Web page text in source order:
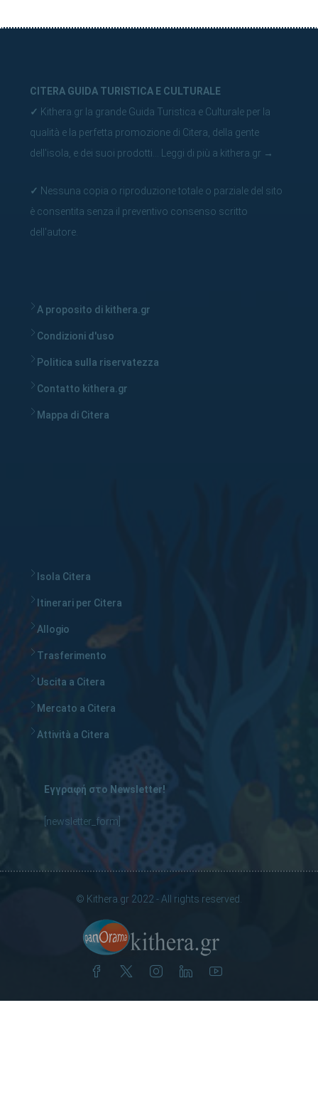
CITERA GUIDA TURISTICA E CULTURALE
✓ Kithera.gr la grande Guida Turistica e Culturale per la
qualità e la perfetta promozione di Citera, della gente
dell'isola, e dei suoi prodotti... Leggi di più a kithera.gr →
✓ Nessuna copia o riproduzione totale o parziale del sito
è consentita senza il preventivo consenso scritto
dell'autore.
A proposito di kithera.gr
Condizioni d'uso
Politica sulla riservatezza
Contatto kithera.gr
Mappa di Citera
Isola Citera
Itinerari per Citera
Allogio
Trasferimento
Uscita a Citera
Mercato a Citera
Attività a Citera
Εγγραφή στο Newsletter!
[newsletter_form]
© Kithera.gr 2022 - All rights reserved.